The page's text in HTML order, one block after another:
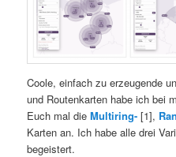
Coole, einfach zu erzeugende
und Routenkarten habe ich bei
Euch mal dieMultiring- [1],
Karten an. Ich habe alle drei
begeistert.